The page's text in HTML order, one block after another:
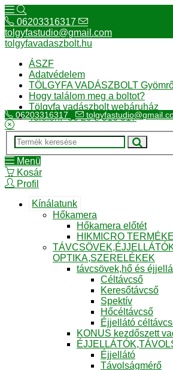
06203316317
tolgyfastudio@gmail.com
tolgyfavadaszbolt.hu
ÁSZF
Adatvédelem
TÖLGYFA VADÁSZBOLT
Hogy találom meg a boltot?
Tölgyfa vadászbolt webáruház
Telefon:+36 20 3 316 317
06203316317
Menü
Kosár
Profil
Kínálatunk
Hőkamera
Hőkamera előtét
HIKMICRO
OPTIKA,SZERELÉKEK
távcsövek,hő és
Céltávcső
Keresőtávcső
Spektív
Hőcéltávcső
Éjjellátó
KONUS kezdőszett
Éjjellátó
Távolságmérő